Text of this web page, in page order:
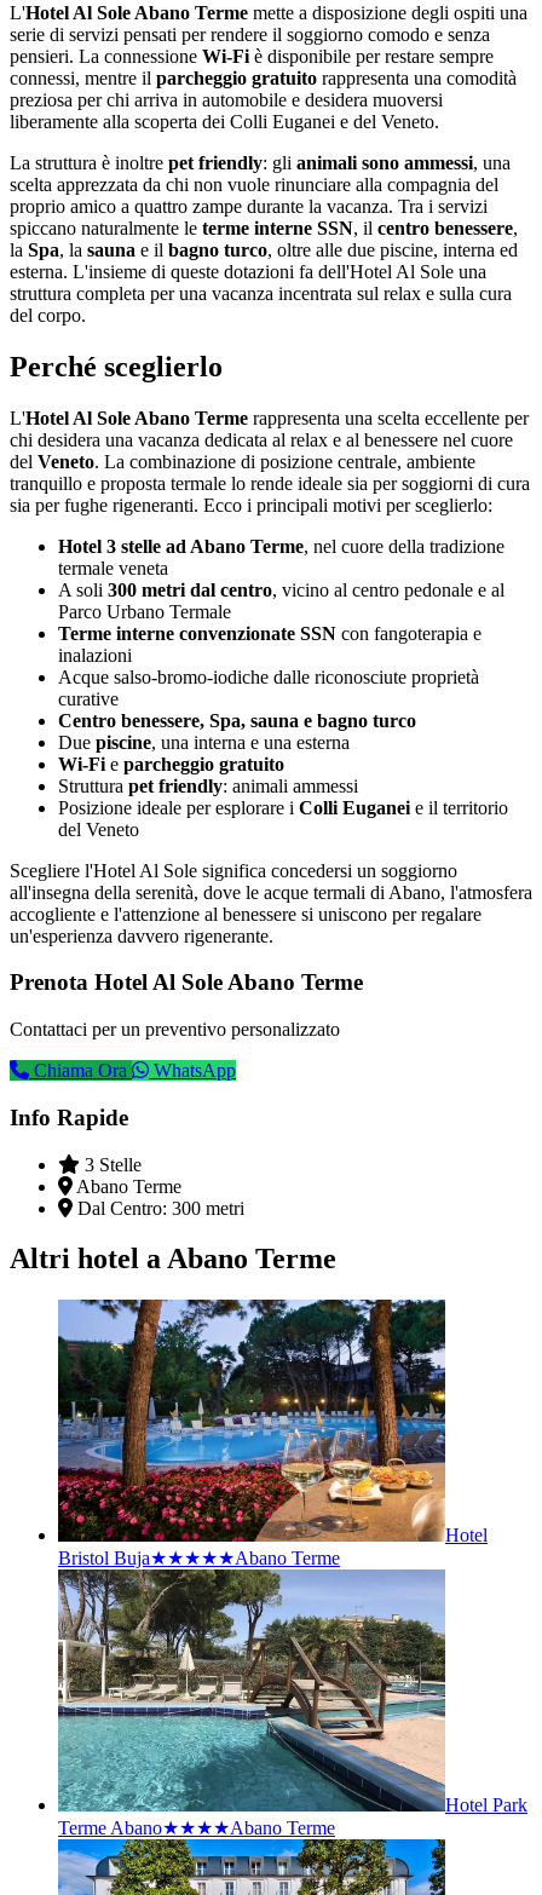
L'Hotel Al Sole Abano Terme mette a disposizione degli ospiti una
serie di servizi pensati per rendere il soggiorno comodo e senza
pensieri. La connessione Wi-Fi è disponibile per restare sempre
connessi, mentre il parcheggio gratuito rappresenta una comodità
preziosa per chi arriva in automobile e desidera muoversi
liberamente alla scoperta dei Colli Euganei e del Veneto.
La struttura è inoltre pet friendly: gli animali sono ammessi, una
scelta apprezzata da chi non vuole rinunciare alla compagnia del
proprio amico a quattro zampe durante la vacanza. Tra i servizi
spiccano naturalmente le terme interne SSN, il centro benessere,
la Spa, la sauna e il bagno turco, oltre alle due piscine, interna ed
esterna. L'insieme di queste dotazioni fa dell'Hotel Al Sole una
struttura completa per una vacanza incentrata sul relax e sulla cura
del corpo.
Perché sceglierlo
L'Hotel Al Sole Abano Terme rappresenta una scelta eccellente per
chi desidera una vacanza dedicata al relax e al benessere nel cuore
del Veneto. La combinazione di posizione centrale, ambiente
tranquillo e proposta termale lo rende ideale sia per soggiorni di cura
sia per fughe rigeneranti. Ecco i principali motivi per sceglierlo:
Hotel 3 stelle ad Abano Terme, nel cuore della tradizione
termale veneta
A soli 300 metri dal centro, vicino al centro pedonale e al
Parco Urbano Termale
Terme interne convenzionate SSN con fangoterapia e
inalazioni
Acque salso-bromo-iodiche dalle riconosciute proprietà
curative
Centro benessere, Spa, sauna e bagno turco
Due piscine, una interna e una esterna
Wi-Fi e parcheggio gratuito
Struttura pet friendly: animali ammessi
Posizione ideale per esplorare i Colli Euganei e il territorio
del Veneto
Scegliere l'Hotel Al Sole significa concedersi un soggiorno
all'insegna della serenità, dove le acque termali di Abano, l'atmosfera
accogliente e l'attenzione al benessere si uniscono per regalare
un'esperienza davvero rigenerante.
Prenota Hotel Al Sole Abano Terme
Contattaci per un preventivo personalizzato
Chiama Ora
WhatsApp
Info Rapide
3 Stelle
Abano Terme
Dal Centro: 300 metri
Altri hotel a Abano Terme
Hotel
Bristol Buja★★★★★Abano Terme
Hotel Park
Terme Abano★★★★Abano Terme